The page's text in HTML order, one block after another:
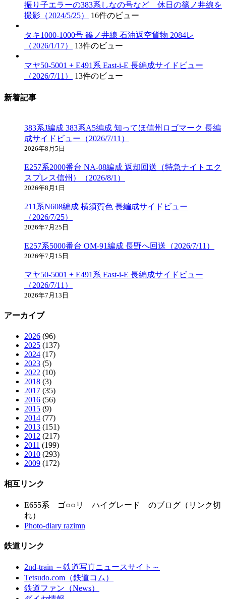
振り子エラーの383系しなの号など 休日の篠ノ井線を
撮影（2024/5/25）
16件のビュー
タキ1000-1000号 篠ノ井線 石油返空貨物 2084レ
（2026/1/17）
13件のビュー
マヤ50-5001 + E491系 East-i-E 長編成サイドビュー
（2026/7/11）
13件のビュー
新着記事
383系J編成 383系A5編成 知ってほ信州ロゴマーク 長編
成サイドビュー（2026/7/11）
2026年8月5日
E257系2000番台 NA-08編成 返却回送（特急ナイトエク
スプレス信州）（2026/8/1）
2026年8月1日
211系N608編成 横須賀色 長編成サイドビュー
（2026/7/25）
2026年7月25日
E257系5000番台 OM-91編成 長野へ回送（2026/7/11）
2026年7月15日
マヤ50-5001 + E491系 East-i-E 長編成サイドビュー
（2026/7/11）
2026年7月13日
アーカイブ
2026 (96)
2025 (137)
2024 (17)
2023 (5)
2022 (10)
2018 (3)
2017 (35)
2016 (56)
2015 (9)
2014 (77)
2013 (151)
2012 (217)
2011 (199)
2010 (293)
2009 (172)
相互リンク
E655系 ゴ○○リ ハイグレード のブログ（リンク切
れ）
Photo-diary razimn
鉄道リンク
2nd-train ～鉄道写真ニュースサイト～
Tetsudo.com（鉄道コム）
鉄道ファン（News）